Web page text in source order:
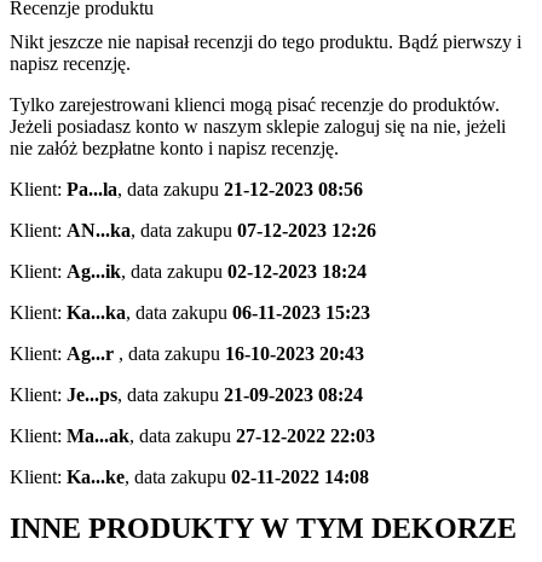
Recenzje produktu
Nikt jeszcze nie napisał recenzji do tego produktu. Bądź pierwszy i
napisz recenzję.
Tylko zarejestrowani klienci mogą pisać recenzje do produktów.
Jeżeli posiadasz konto w naszym sklepie zaloguj się na nie, jeżeli
nie załóż bezpłatne konto i napisz recenzję.
Klient: Pa...la, data zakupu 21-12-2023 08:56
Klient: AN...ka, data zakupu 07-12-2023 12:26
Klient: Ag...ik, data zakupu 02-12-2023 18:24
Klient: Ka...ka, data zakupu 06-11-2023 15:23
Klient: Ag...r , data zakupu 16-10-2023 20:43
Klient: Je...ps, data zakupu 21-09-2023 08:24
Klient: Ma...ak, data zakupu 27-12-2022 22:03
Klient: Ka...ke, data zakupu 02-11-2022 14:08
INNE PRODUKTY W TYM DEKORZE